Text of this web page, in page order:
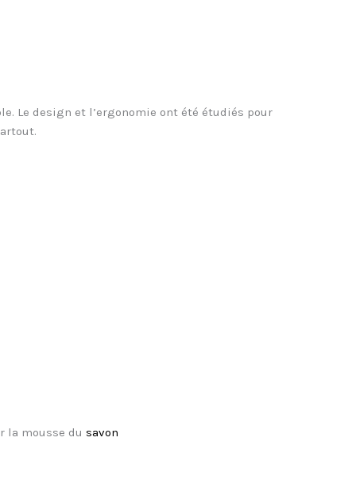
Le design et l’ergonomie ont été étudiés pour
la mousse du savon